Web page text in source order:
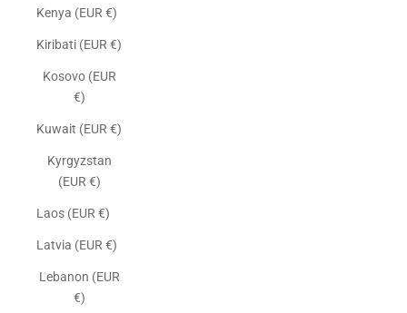
Kenya (EUR €)
Kiribati (EUR €)
Kosovo (EUR
€)
Kuwait (EUR €)
Kyrgyzstan
(EUR €)
Laos (EUR €)
Latvia (EUR €)
Lebanon (EUR
€)